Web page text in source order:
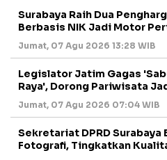
Surabaya Raih Dua
Berbasis NIK Jadi Motor
Jumat, 07 Agu 2026 13:28 WIB
Legislator Jatim Gagas
Raya', Dorong Pariwisata
Jumat, 07 Agu 2026 07:04 WIB
Sekretariat DPRD
Fotografi, Tingkatkan